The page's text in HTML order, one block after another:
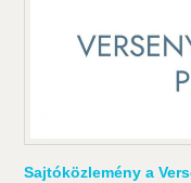
Sajtóközlemény a